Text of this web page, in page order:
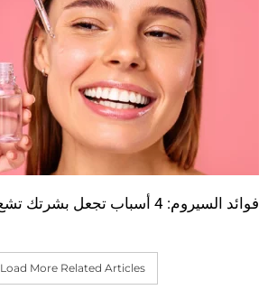
فوائد السيروم: 4 أسباب تجعل بشرتك تشع جمالاً
Load More Related Articles